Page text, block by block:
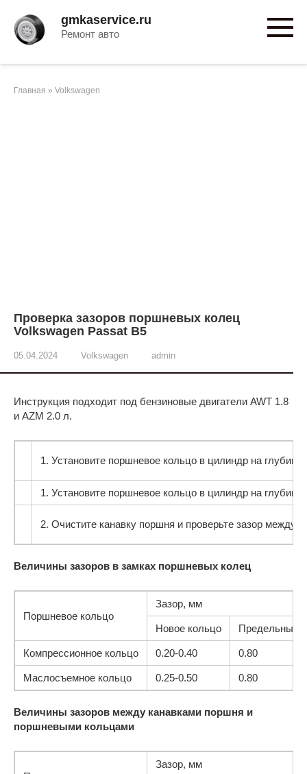
контенту
gmkaservice.ru
Ремонт авто
Главная » Volkswagen
Проверка зазоров поршневых колец
Volkswagen Passat B5
05.04.2024 Volkswagen admin
Инструкция подходит под бензиновые двигатели AWT 1.8
и AZM 2.0 л.
1. Установите поршневое кольцо в цилиндр на
1. Установите поршневое кольцо в цилиндр на
2. Очистите канавку поршня и проверьте зазор между
Величины зазоров в замках поршневых колец
Поршневое кольцо
Зазор, мм
Новое кольцо Предельный
Компрессионное кольцо 0.20-0.40 0.80
Маслосъемное кольцо 0.25-0.50 0.80
Величины зазоров между канавками поршня и
поршневыми кольцами
Зазор, мм